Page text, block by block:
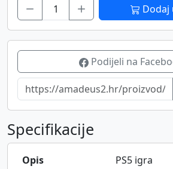
Dodaj
Podijeli na
Specifikacije
Opis PS5 igra